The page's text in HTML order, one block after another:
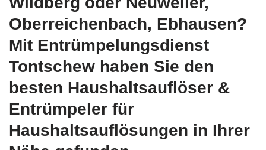
Oberreichenbach, Ebhausen?
Mit Entrümpelungsdienst
Tontschew haben Sie den
besten Haushaltsauflöser &
Entrümpeler für
Haushaltsauflösungen in Ihrer